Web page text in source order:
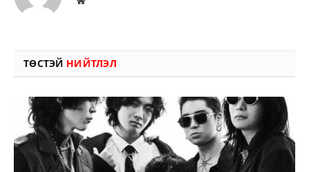
ТӨСТЭЙ НИЙТЛЭЛ